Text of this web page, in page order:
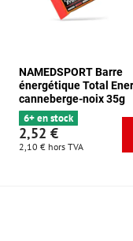
NAMEDSPORT Barre
énergétique Total
canneberge-noix 35g
6+ en stock
2,52 €
2,10 € hors TVA